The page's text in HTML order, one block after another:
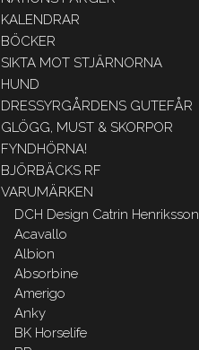
KALENDRAR
BÖCKER
SIKTA MOT STJÄRNORNA
HUND
DRESSYRGÅRDENS GUTEFÅR
GLÖGG, MUST & SKORPOR
FYNDHÖRNA!
BJÖRBÄCKS RF
VARUMÄRKEN
DCH Design Catrin Henriksson
Acavallo
Albion
Absorbine
Amerigo
Anky
BK Horselife